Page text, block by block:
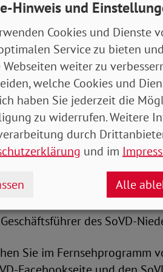
Ausmaß
arm zu bleiben steigt.
müssen, ist beschämend
geht es bei der
Experten. An der
Sachverständigenrates
Podcaster Wolfgang M.
und Finanz- und
des SoVD-
Sie im Fernsehprogramm
Hinweis und
Cookies und Dienste
Service zu bieten
Webseiten weiter zu
welche Cookies und
haben Sie jederzeit die
zu widerrufen. Weitere
durch
und im
Alle